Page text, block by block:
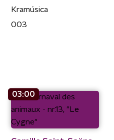
Kramúsica
003
03:00